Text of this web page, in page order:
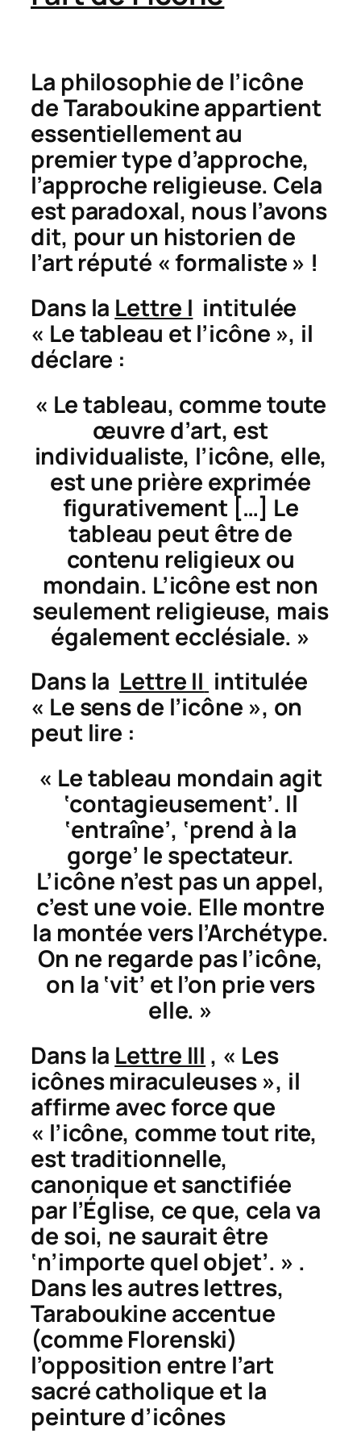
La philosophie de l’icône
de Taraboukine appartient
essentiellement au
premier type d’approche,
l’approche religieuse. Cela
est paradoxal, nous l’avons
dit, pour un historien de
l’art réputé « formaliste » !
Dans la Lettre I intitulée
« Le tableau et l’icône », il
déclare :
« Le tableau, comme toute
œuvre d’art, est
individualiste, l’icône, elle,
est une prière exprimée
figurativement […] Le
tableau peut être de
contenu religieux ou
mondain. L’icône est non
seulement religieuse, mais
également ecclésiale. »
Dans la Lettre II intitulée
« Le sens de l’icône », on
peut lire :
« Le tableau mondain agit
‘contagieusement’. Il
‘entraîne’, ‘prend à la
gorge’ le spectateur.
L’icône n’est pas un appel,
c’est une voie. Elle montre
la montée vers l’Archétype.
On ne regarde pas l’icône,
on la ‘vit’ et l’on prie vers
elle. »
Dans la Lettre III , « Les
icônes miraculeuses », il
affirme avec force que
« l’icône, comme tout rite,
est traditionnelle,
canonique et sanctifiée
par l’Église, ce que, cela va
de soi, ne saurait être
‘n’importe quel objet’. » .
Dans les autres lettres,
Taraboukine accentue
(comme Florenski)
l’opposition entre l’art
sacré catholique et la
peinture d’icônes